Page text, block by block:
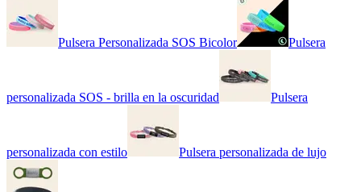
Pulsera Personalizada SOS Bicolor Pulsera
personalizada SOS - brilla en la oscuridad Pulsera
personalizada con estilo Pulsera personalizada de lujo